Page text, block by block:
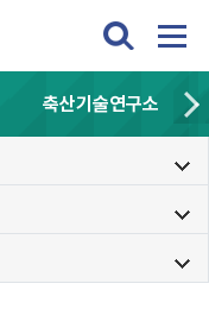
축산기술연구소